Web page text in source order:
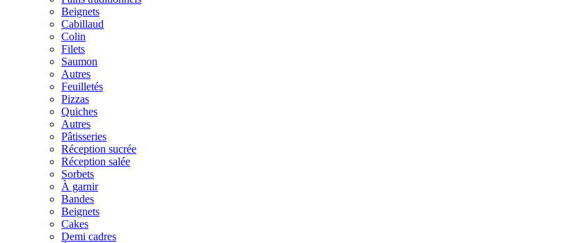
Beignets
Cabillaud
Colin
Filets
Saumon
Autres
Feuilletés
Pizzas
Quiches
Autres
Pâtisseries
Réception sucrée
Réception salée
Sorbets
À garnir
Bandes
Beignets
Cakes
Demi cadres